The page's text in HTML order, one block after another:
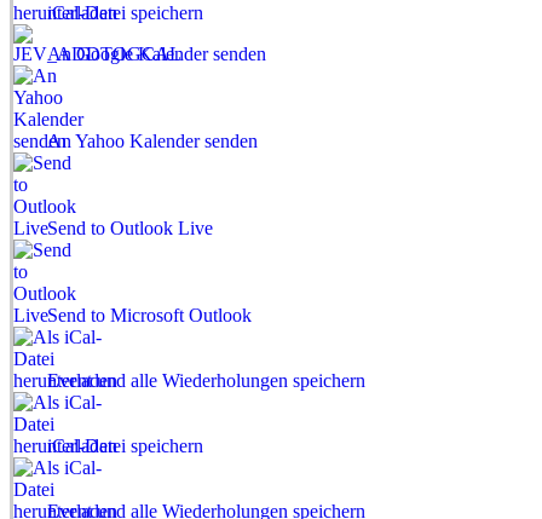
iCal-Datei speichern
An Google Kalender senden
An Yahoo Kalender senden
Send to Outlook Live
Send to Microsoft Outlook
Event und alle Wiederholungen speichern
iCal-Datei speichern
Event und alle Wiederholungen speichern